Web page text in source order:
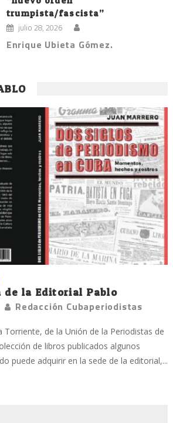
trumpista/fascista”
julio 28, 2026
Enrique Ubieta Gómez.
de la Editorial Pablo
Redacción Cubaperiodistas
Torriente, de la Unión de la Periodistas de
de libros publicados algunos
puede adquirir en la sede de la editorial,...